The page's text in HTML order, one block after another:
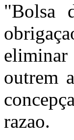
"Bolsa
outrem
razao.